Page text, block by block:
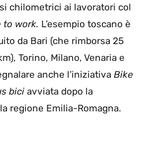
chilometrici ai lavoratori col
to work. L’esempio toscano è
da Bari (che rimborsa 25
Torino, Milano, Venaria e
anche l’iniziativa Bike
bici avviata dopo la
regione Emilia-Romagna.